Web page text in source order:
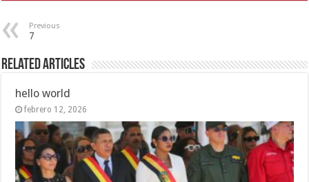
Previous
7
Related Articles
hello world
febrero 12, 2026